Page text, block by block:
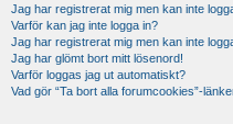
Jag har registrerat mig men kan inte
Varför kan jag inte logga in?
Jag har registrerat mig men kan inte
Jag har glömt bort mitt lösenord!
Varför loggas jag ut automatiskt?
Vad gör “Ta bort alla forumcookies”-